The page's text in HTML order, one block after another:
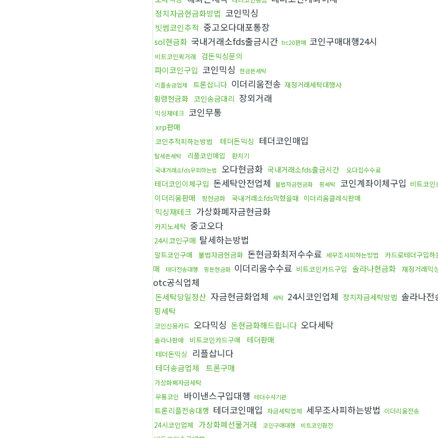
정치자금현금화방법 코인믹싱
빗썸코인추적 중고오다대포통장
sol현금화 국내거래소fds출금시간 trc20판매 코인구매대행24시
비트코인퀵거래 검돈믹싱문의
파이코인구입 코인믹싱 현금돈세탁
리플송금업체
트론삽니다 이더리움전송 재정거래세탁대행사
횡령현금화 코인송금대리 장외거래
믹싱재테크 코인무통
xrp판매
코인추적피하는방법 테더돈믹싱 테더코인매입
탈세돈세탁 리플코인매입 환치기
국내거래소fds우회하는법 오다현금화 국내거래소fds출금시간 오다집수수료
테더코인이체구입 돈세탁안전업체 불법자금현금화 핑세탁 코인계좌이체구입 비트코인
이더리움판매 핑현금화 국내거래소fds막혔을때 이더리움클레식판매
믹싱재테크 가상화폐자금현금화
카지노세탁 중고오다
24시코인구매 탈세하는방법
알트코인구매 불법자금현금화 돈현금화최저수수료 세무조사피하는방법 카드로테더구입하
매 테더전송대행 핑돈현금화 이더리움수수료 비트코인카드구입 솔라나현금화 재정거래믹
otc공식업체
돈세탁당일정산 자금현금화업체 세탁 24시코인업체 정치자금세탁방법 솔라나
핑세탁
코인신용카드 오다믹싱 돈현금화해드립니다 오다세탁
솔라나판매 비트코인카드구매 테더판매
테더돈믹싱 리플삽니다
테더송금업체 트론구매
가상화폐자금세탁
무통코인
바이낸스구입대행 테더수사기관
트론리플전송대행 테더코인매입 자금세탁업체 세무조사피하는방법 이더리움전송
24시코인업체 가상화폐선물거래 코인구매대행 비트코인환전